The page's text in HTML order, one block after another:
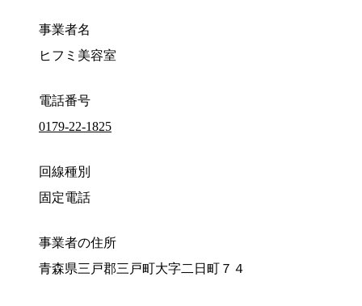
事業者名
ヒフミ美容室
電話番号
0179-22-1825
回線種別
固定電話
事業者の住所
青森県三戸郡三戸町大字二日町７４